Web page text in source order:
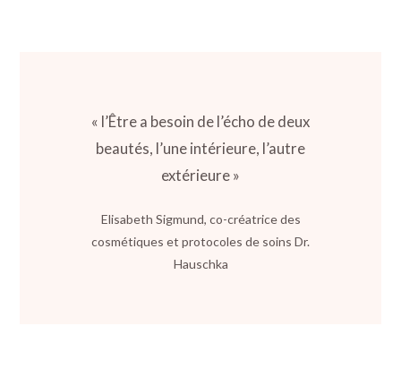
« l’Être a besoin de l’écho de deux
beautés, l’une intérieure, l’autre
extérieure »
Elisabeth Sigmund, co-créatrice des
cosmétiques et protocoles de soins Dr.
Hauschka